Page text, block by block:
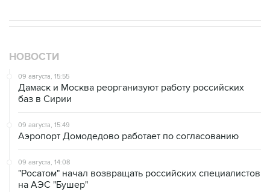
НОВОСТИ
09 августа, 15:55
Дамаск и Москва реорганизуют работу российских
баз в Сирии
09 августа, 15:49
Аэропорт Домодедово работает по согласованию
09 августа, 14:08
"Росатом" начал возвращать российских специалистов
на АЭС "Бушер"